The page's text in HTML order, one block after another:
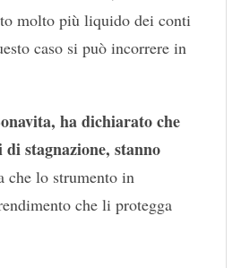
molto più liquido dei conti
caso si può incorrere in
ha dichiarato che
stagnazione, stanno
che lo strumento in
che li protegga